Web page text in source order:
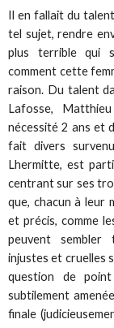
Il en fallait du
tel sujet, rendre
plus terrible qui
comment cette
raison. Du talent
Lafosse,
nécessité 2 ans et
fait divers
Lhermitte, est
centrant sur ses
que, chacun à leur
et précis, comme
peuvent sembler
injustes et cruelles
question de
subtilement
finale